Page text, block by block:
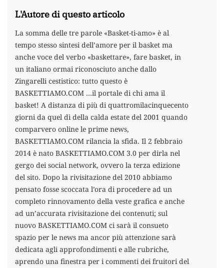
L'Autore di questo articolo
La somma delle tre parole «Basket-ti-amo» è al
tempo stesso sintesi dell’amore per il basket ma
anche voce del verbo «baskettare», fare basket, in
un italiano ormai riconosciuto anche dallo
Zingarelli cestistico: tutto questo è
BASKETTIAMO.COM …il portale di chi ama il
basket! A distanza di più di quattromilacinquecento
giorni da quel dì della calda estate del 2001 quando
comparvero online le prime news,
BASKETTIAMO.COM rilancia la sfida. Il 2 febbraio
2014 è nato BASKETTIAMO.COM 3.0 per dirla nel
gergo dei social network, ovvero la terza edizione
del sito. Dopo la rivisitazione del 2010 abbiamo
pensato fosse scoccata l’ora di procedere ad un
completo rinnovamento della veste grafica e anche
ad un’accurata rivisitazione dei contenuti; sul
nuovo BASKETTIAMO.COM ci sarà il consueto
spazio per le news ma ancor più attenzione sarà
dedicata agli approfondimenti e alle rubriche,
aprendo una finestra per i commenti dei fruitori del